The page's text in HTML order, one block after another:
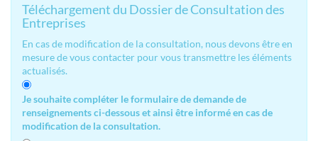
Téléchargement du Dossier de Consultation des
Entreprises
En cas de modification de la consultation, nous devons être en
mesure de vous contacter pour vous transmettre les éléments
actualisés.
Je souhaite compléter le formulaire de demande de
renseignements ci-dessous et ainsi être informé en cas de
modification de la consultation.